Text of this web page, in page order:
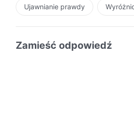
Ujawnianie prawdy
Zamieść odpowiedź